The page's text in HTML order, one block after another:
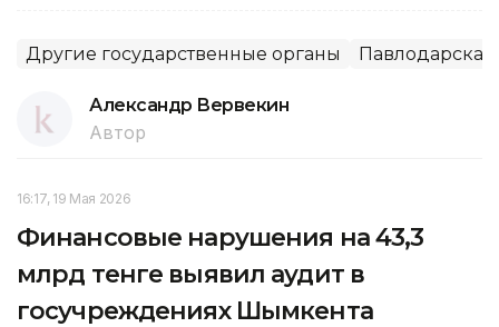
Другие государственные органы Павлодарская
Александр Вервекин
Автор
16:17, 19 Мая 2026
Финансовые нарушения на 43,3
млрд тенге выявил аудит в
госучреждениях Шымкента